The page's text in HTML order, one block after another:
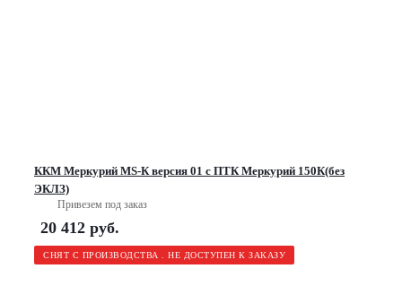
ККМ Меркурий МS-К версия 01 с ПТК Меркурий 150К(без
ЭКЛЗ)
Привезем под заказ
20 412 руб.
СНЯТ С ПРОИЗВОДСТВА . НЕ ДОСТУПЕН К ЗАКАЗУ